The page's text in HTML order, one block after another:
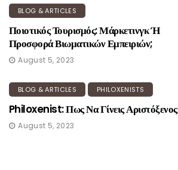
BLOG & ARTICLES
Ποιοτικός Τουρισμός: Μάρκετινγκ Ή
Προσφορά Βιωματικών Εμπειριών;
August 5, 2023
BLOG & ARTICLES PHILOXENISTS
Philoxenist: Πως Να Γίνεις Αριστόξενος
August 5, 2023